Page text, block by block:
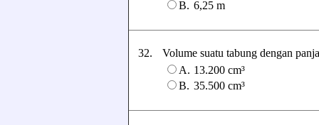
B. 6,25 m
32.
Volume suatu tabung dengan
A. 13.200 cm³
B. 35.500 cm³